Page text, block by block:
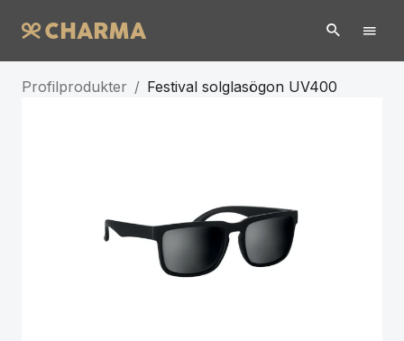
Profilprodukter / Festival solglasögon UV400